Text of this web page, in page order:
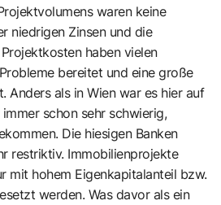
waren keine
niedrigen Zinsen und die
haben vielen
bereitet und eine große
Anders als in Wien war es hier auf
schon sehr schwierig,
Die hiesigen Banken
restriktiv. Immobilienprojekte
mit hohem Eigenkapitalanteil bzw.
werden. Was davor als ein